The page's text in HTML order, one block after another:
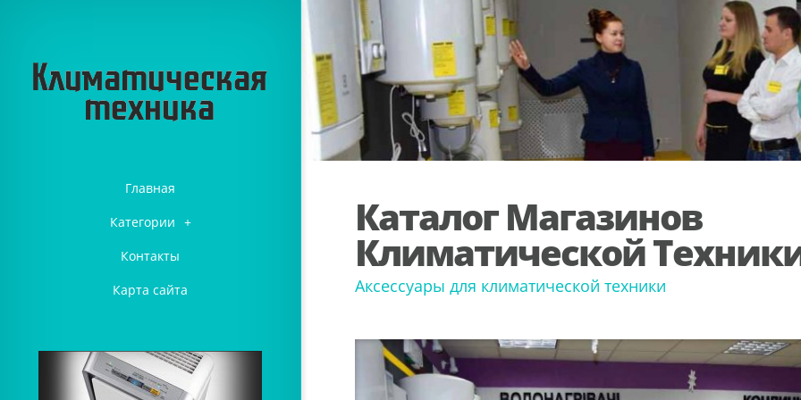
Главная
Категории +
Контакты
Карта сайта
Каталог Магазинов
Климатической
Аксессуары для климатической техники